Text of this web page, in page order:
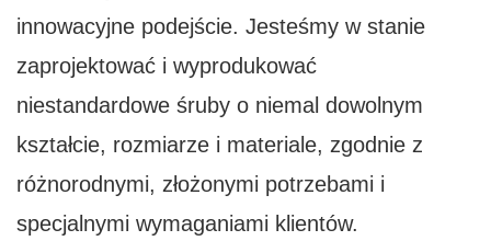
innowacyjne podejście. Jesteśmy w stanie
zaprojektować i wyprodukować
niestandardowe śruby o niemal dowolnym
kształcie, rozmiarze i materiale, zgodnie z
różnorodnymi, złożonymi potrzebami i
specjalnymi wymaganiami klientów.